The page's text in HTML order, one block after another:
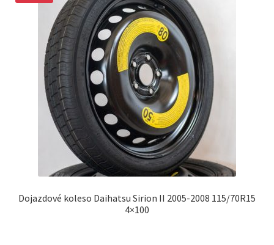
Dojazdové koleso Daihatsu Sirion II 2005-2008 115/70R15
4×100